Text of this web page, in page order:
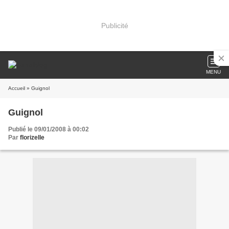
Publicité
MENU
Accueil » Guignol
Guignol
Publié le 09/01/2008 à 00:02
Par florizelle